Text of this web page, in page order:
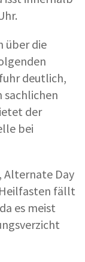
über die
deutlich,
sachlichen
der
bei
Alternate Day
Heilfasten fällt
es meist